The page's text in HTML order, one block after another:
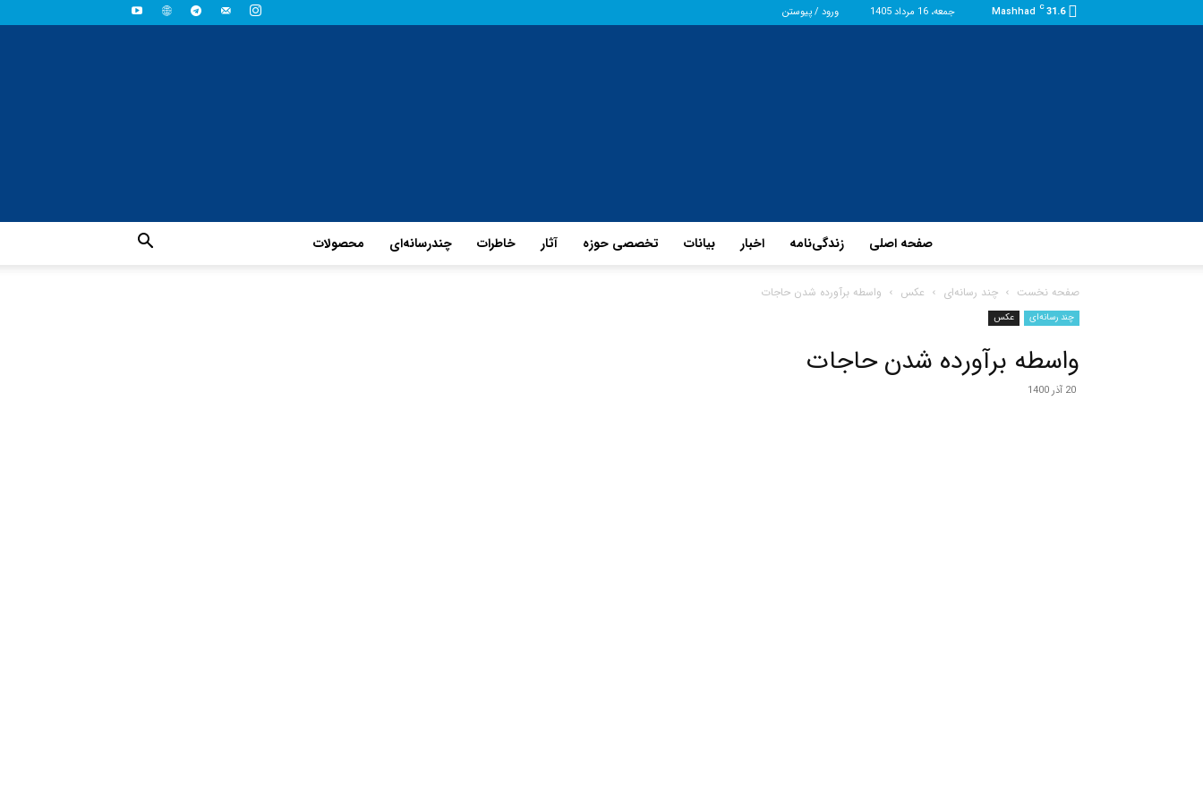
31.6
C
Mashhad جمعه، 16 مرداد 1405 ورود / پیوستن
صفحه اصلی زندگی‌نامه اخبار بیانات تخصصی حوزه آثار خاطرات چند‌رسانه‌ای محصولات
صفحه نخست چند رسانه‌ای عکس واسطه برآورده شدن حاجات
چند رسانه‌ای عکس
واسطه برآورده شدن حاجات
20 آذر 1400